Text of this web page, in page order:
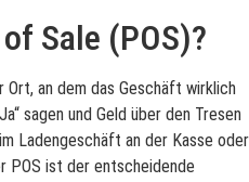
Sale (POS)?
an dem das Geschäft wirklich
sagen und Geld über den Tresen
Ladengeschäft an der Kasse oder
POS ist der entscheidende